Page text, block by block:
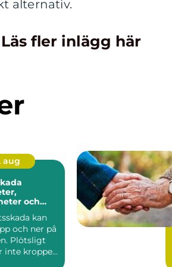
alternativ.
Läs fler inlägg här
aug
och
kan
och ner på
Plötsligt
inte kroppen